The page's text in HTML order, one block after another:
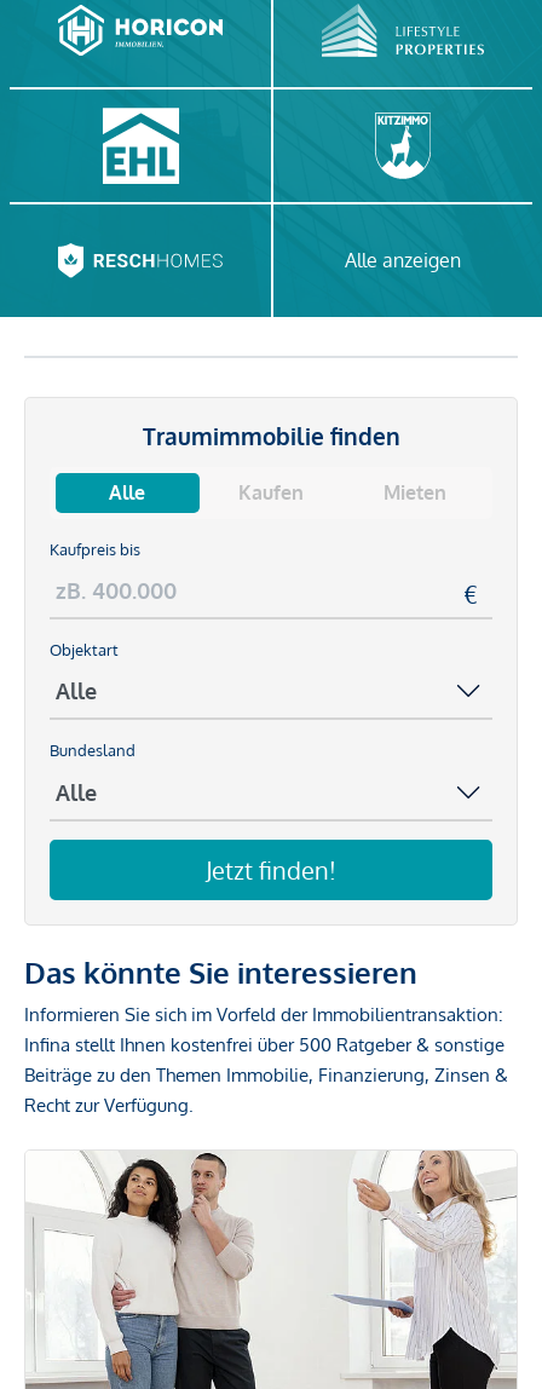
Alle anzeigen
Traumimmobilie finden
Alle Kaufen Mieten
Kaufpreis bis
Objektart
Bundesland
Jetzt finden!
Das könnte Sie interessieren
Informieren Sie sich im Vorfeld der Immobilientransaktion:
Infina stellt Ihnen kostenfrei über 500 Ratgeber & sonstige
Beiträge zu den Themen Immobilie, Finanzierung, Zinsen &
Recht zur Verfügung.